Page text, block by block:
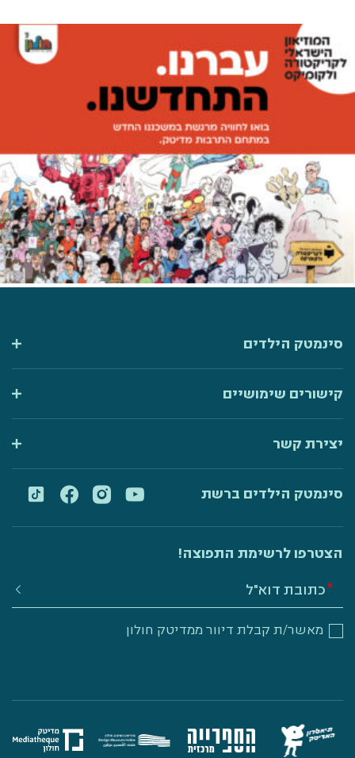
סינמטק הילדים
קישורים שימושיים
יצירת קשר
הצטרפו לרשימת התפוצה!
מאשר/ת קבלת דיוור ממדיטק חולון
סינמטק הילדים ברשת